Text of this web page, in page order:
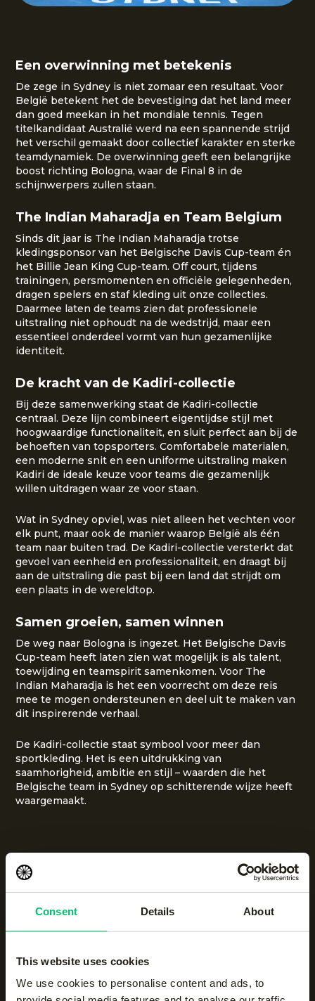
Consent Details About
This website uses cookies
We use cookies to personalise content and ads, to
Een overwinning met betekenis
De zege in Sydney is niet zomaar een resultaat. Voor
België betekent het de bevestiging dat het land meer
dan goed meekan in het mondiale tennis. Tegen
titelkandidaat Australië werd na een spannende strijd
het verschil gemaakt door collectief karakter en sterke
teamdynamiek. De overwinning geeft een belangrijke
boost richting Bologna, waar de Final 8 in de
schijnwerpers zullen staan.
The Indian Maharadja en Team Belgium
Sinds dit jaar is The Indian Maharadja trotse
kledingsponsor van het Belgische Davis Cup-team én
het Billie Jean King Cup-team. Off court, tijdens
trainingen, persmomenten en officiële gelegenheden,
dragen spelers en staf kleding uit onze collecties.
Daarmee laten de teams zien dat professionele
uitstraling niet ophoudt na de wedstrijd, maar een
essentieel onderdeel vormt van hun gezamenlijke
identiteit.
De kracht van de Kadiri-collectie
Bij deze samenwerking staat de Kadiri-collectie
centraal. Deze lijn combineert eigentijdse stijl met
hoogwaardige functionaliteit, en sluit perfect aan bij de
behoeften van topsporters. Comfortabele materialen,
een moderne snit en een uniforme uitstraling maken
Kadiri de ideale keuze voor teams die gezamenlijk
willen uitdragen waar ze voor staan.
Wat in Sydney opviel, was niet alleen het vechten voor
elk punt, maar ook de manier waarop België als één
team naar buiten trad. De Kadiri-collectie versterkt dat
gevoel van eenheid en professionaliteit, en draagt bij
aan de uitstraling die past bij een land dat strijdt om
een plaats in de wereldtop.
Samen groeien, samen winnen
De weg naar Bologna is ingezet. Het Belgische Davis
Cup-team heeft laten zien wat mogelijk is als talent,
toewijding en teamspirit samenkomen. Voor The
Indian Maharadja is het een voorrecht om deze reis
mee te mogen ondersteunen en deel uit te maken van
dit inspirerende verhaal.
De Kadiri-collectie staat symbool voor meer dan
sportkleding. Het is een uitdrukking van
saamhorigheid, ambitie en stijl – waarden die het
Belgische team in Sydney op schitterende wijze heeft
waargemaakt.
Nieuwsgierig naar meer?